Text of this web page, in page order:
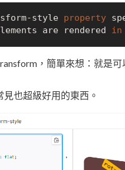
style property
are rendered in
，簡單來想：就是
見也超級好用的東西。